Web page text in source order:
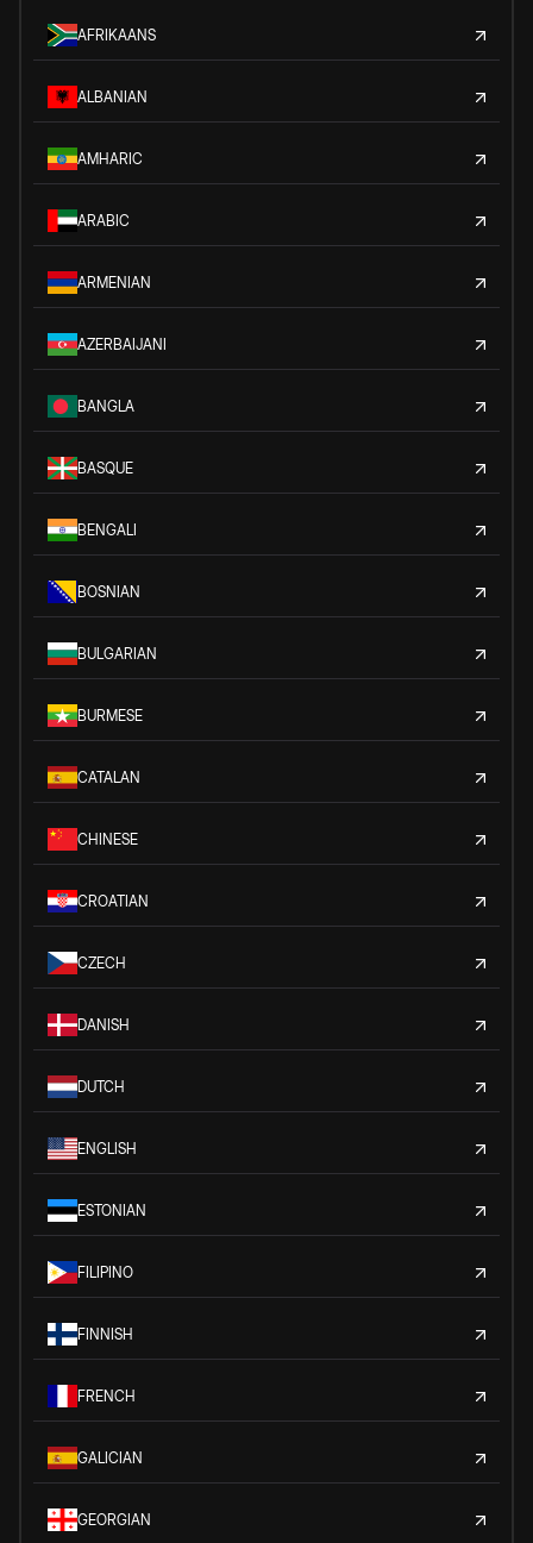
AFRIKAANS
ALBANIAN
AMHARIC
ARABIC
ARMENIAN
AZERBAIJANI
BANGLA
BASQUE
BENGALI
BOSNIAN
BULGARIAN
BURMESE
CATALAN
CHINESE
CROATIAN
CZECH
DANISH
DUTCH
ENGLISH
ESTONIAN
FILIPINO
FINNISH
FRENCH
GALICIAN
GEORGIAN